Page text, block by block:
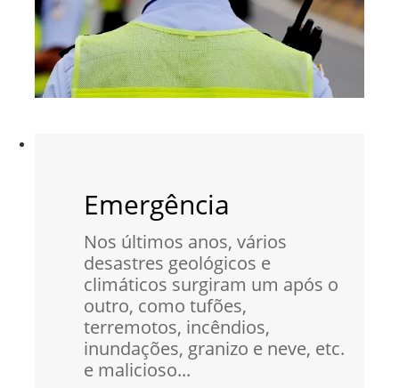
Emergência
Nos últimos anos, vários
desastres geológicos e
climáticos surgiram um após o
outro, como tufões,
terremotos, incêndios,
inundações, granizo e neve, etc.
e malicioso...